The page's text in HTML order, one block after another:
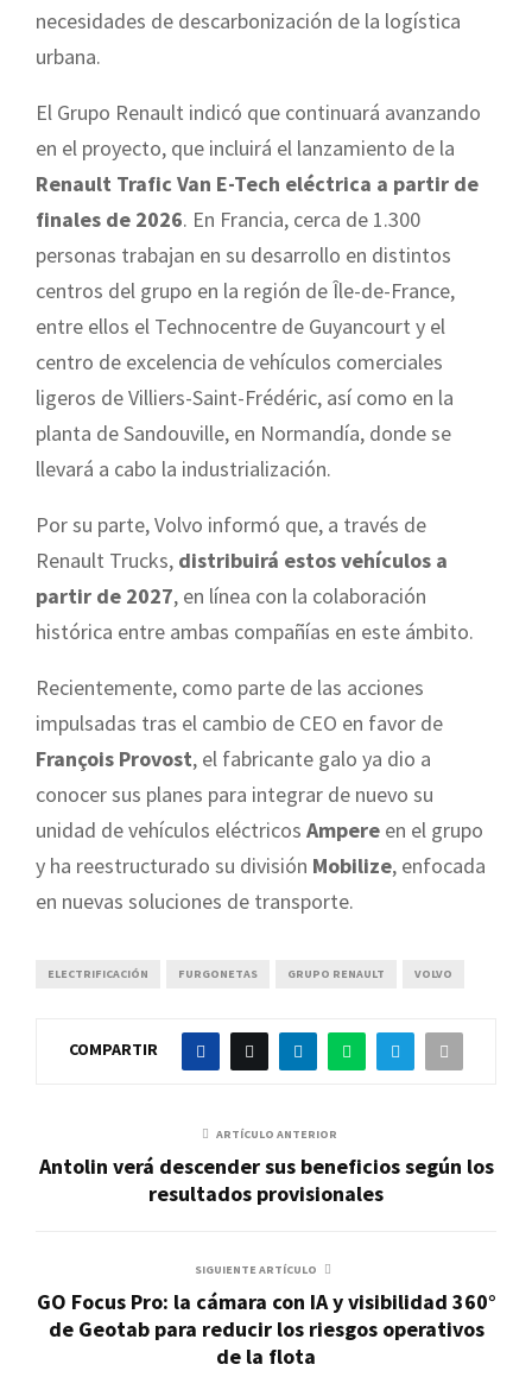
necesidades de descarbonización de la logística
urbana.
El Grupo Renault indicó que continuará avanzando
en el proyecto, que incluirá el lanzamiento de la
Renault Trafic Van E-Tech eléctrica a partir de
finales de 2026. En Francia, cerca de 1.300
personas trabajan en su desarrollo en distintos
centros del grupo en la región de Île-de-France,
entre ellos el Technocentre de Guyancourt y el
centro de excelencia de vehículos comerciales
ligeros de Villiers-Saint-Frédéric, así como en la
planta de Sandouville, en Normandía, donde se
llevará a cabo la industrialización.
Por su parte, Volvo informó que, a través de
Renault Trucks, distribuirá estos vehículos a
partir de 2027, en línea con la colaboración
histórica entre ambas compañías en este ámbito.
Recientemente, como parte de las acciones
impulsadas tras el cambio de CEO en favor de
François Provost, el fabricante galo ya dio a
conocer sus planes para integrar de nuevo su
unidad de vehículos eléctricos Ampere en el grupo
y ha reestructurado su división Mobilize, enfocada
en nuevas soluciones de transporte.
ELECTRIFICACIÓN FURGONETAS GRUPO RENAULT VOLVO
COMPARTIR
ARTÍCULO ANTERIOR
Antolin verá descender sus beneficios según los
resultados provisionales
SIGUIENTE ARTÍCULO
GO Focus Pro: la cámara con IA y visibilidad 360°
de Geotab para reducir los riesgos operativos
de la flota